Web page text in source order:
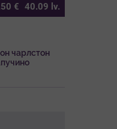
€ 40.09 lv.
чарлстон